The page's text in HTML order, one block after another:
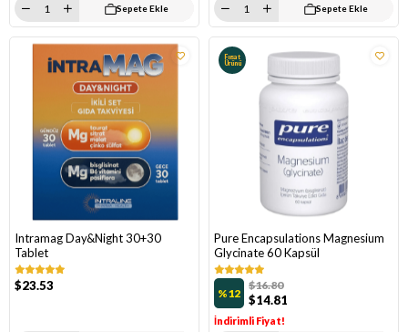
Sepete Ekle Sepete Ekle
Intramag Day&Night 30+30
Tablet
$23.53
Pure Encapsulations Magnesium
Glycinate 60 Kapsül
%12 $14.81
$16.80
İndirimli Fiyat!
Fırsat
Ürünü